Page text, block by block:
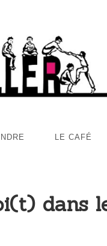
LE CAFÉ
dans